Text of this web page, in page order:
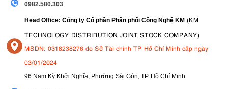
0982.580.303
Head Office: Công ty Cổ phần Phân phối Công Nghệ KM (KM
TECHNOLOGY DISTRIBUTION JOINT STOCK COMPANY)
MSDN: 0318238276 do Sở Tài chính TP Hồ Chí Minh cấp ngày
03/01/2024
96 Nam Kỳ Khởi Nghĩa, Phường Sài Gòn, TP. Hồ Chí Minh